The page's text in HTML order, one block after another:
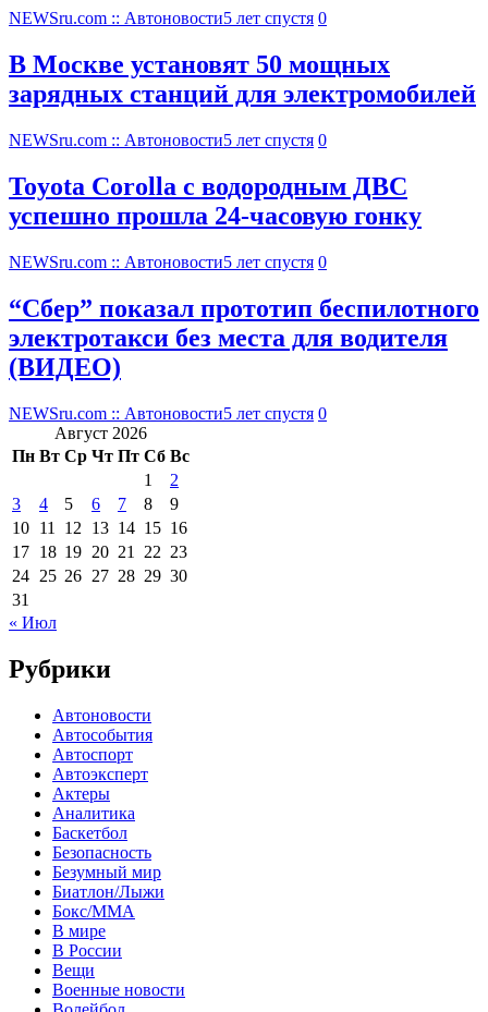
NEWSru.com :: Автоновости5 лет спустя 0
В Москве установят 50 мощных
зарядных станций для электромобилей
NEWSru.com :: Автоновости5 лет спустя 0
Toyota Corolla с водородным ДВС
успешно прошла 24-часовую гонку
NEWSru.com :: Автоновости5 лет спустя 0
“Сбер” показал прототип беспилотного
электротакси без места для водителя
(ВИДЕО)
NEWSru.com :: Автоновости5 лет спустя 0
Август 2026
Пн Вт Ср Чт Пт Сб Вс
1
2
3
4 5 6 7 8
9
10 11 12 13 14 15 16
17 18 19 20 21 22 23
24 25 26 27 28 29 30
31
« Июл
Рубрики
Автоновости
Автособытия
Автоспорт
Автоэксперт
Актеры
Аналитика
Баскетбол
Безопасность
Безумный мир
Биатлон/Лыжи
Бокс/MMA
В мире
В России
Вещи
Военные новости